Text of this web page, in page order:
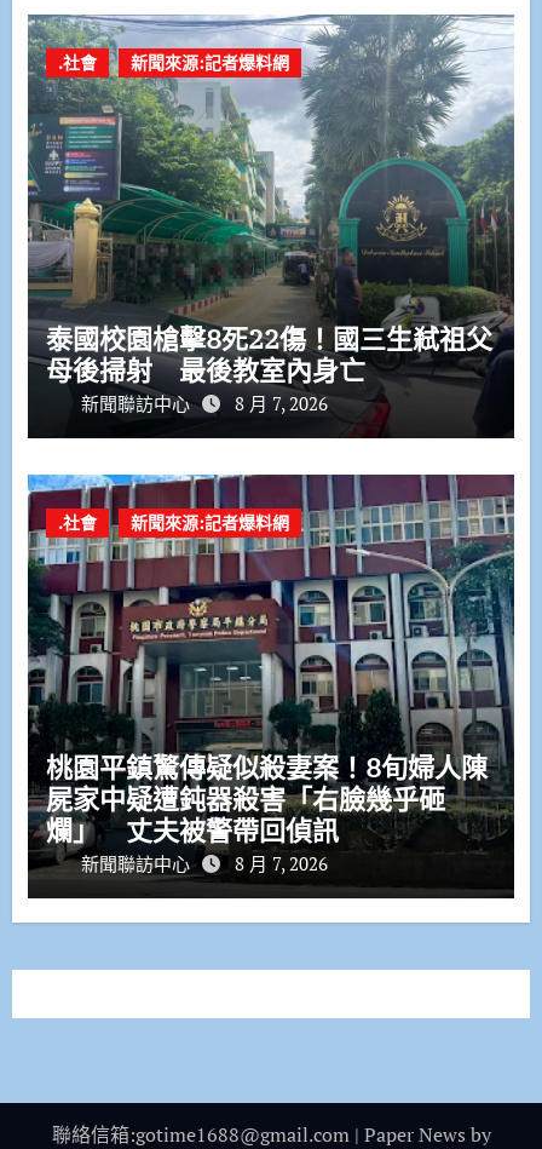
.社會 新聞來源:記者爆料網
泰國校園槍擊8死22傷！國三生弒祖父
母後掃射 最後教室內身亡
新聞聯訪中心 8 月 7, 2026
.社會 新聞來源:記者爆料網
桃園平鎮驚傳疑似殺妻案！8旬婦人陳
屍家中疑遭鈍器殺害「右臉幾乎砸
爛」 丈夫被警帶回偵訊
新聞聯訪中心 8 月 7, 2026
聯絡信箱:gotime1688@gmail.com | Paper News by